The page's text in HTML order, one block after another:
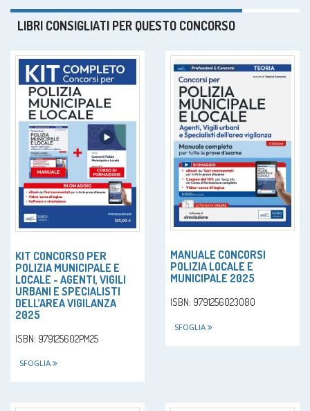
LIBRI CONSIGLIATI PER QUESTO CONCORSO
KIT CONCORSO PER
POLIZIA MUNICIPALE E
LOCALE - AGENTI, VIGILI
URBANI E SPECIALISTI
DELL’AREA VIGILANZA
2025
ISBN: 979125602PM25
SFOGLIA
MANUALE CONCORSI
POLIZIA LOCALE E
MUNICIPALE 2025
ISBN: 9791256023080
SFOGLIA